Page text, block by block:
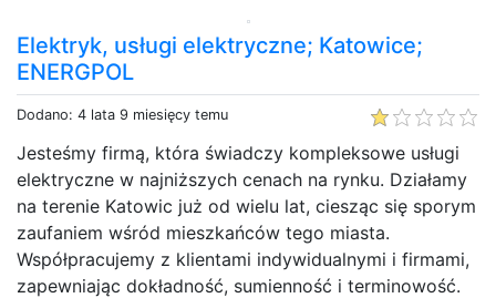
Elektryk, usługi elektryczne; Katowice;
ENERGPOL
Dodano: 4 lata 9 miesięcy temu
Jesteśmy firmą, która świadczy kompleksowe usługi
elektryczne w najniższych cenach na rynku. Działamy
na terenie Katowic już od wielu lat, ciesząc się sporym
zaufaniem wśród mieszkańców tego miasta.
Współpracujemy z klientami indywidualnymi i firmami,
zapewniając dokładność, sumienność i terminowość.